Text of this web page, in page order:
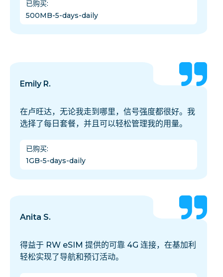
已购买:
500MB-5-days-daily
Emily R.
在卢旺达，无论我走到哪里，信号强度都很好。我
选择了每日套餐，并且可以轻松管理我的用量。
已购买:
1GB-5-days-daily
Anita S.
得益于 RW eSIM 提供的可靠 4G 连接，在基加利
轻松实现了导航和预订活动。